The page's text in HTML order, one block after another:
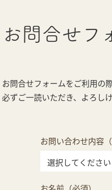
お問合せ フ
お問合せフォームをご利用の
必ずご一読いただき、よろし
お問い合わせ内容（